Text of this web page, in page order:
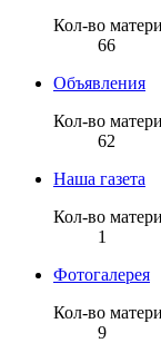
Кол-во
66
Объявления
Кол-во
62
Наша газета
Кол-во
1
Фотогалерея
Кол-во
9